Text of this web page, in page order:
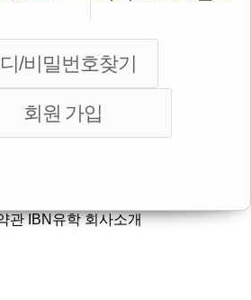
/비밀번호찾기
회원 가입
관 IBN유학 회사소개